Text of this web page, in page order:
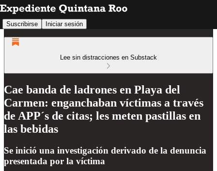
Suscribirse Iniciar sesión
Lee sin distracciones en Substack
Cae banda de ladrones en Playa del
Carmen: enganchaban víctimas a través
de APP´s de citas; les meten pastillas en
las bebidas
Se inició una investigación derivado de la denuncia
presentada por la víctima